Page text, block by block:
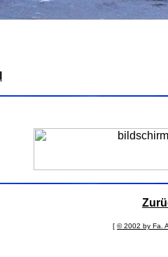
[ © 2002 by Fa.